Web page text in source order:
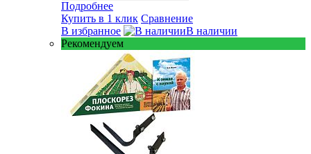
Подробнее
Купить в 1 клик Сравнение
В избранное
В наличии
Рекомендуем